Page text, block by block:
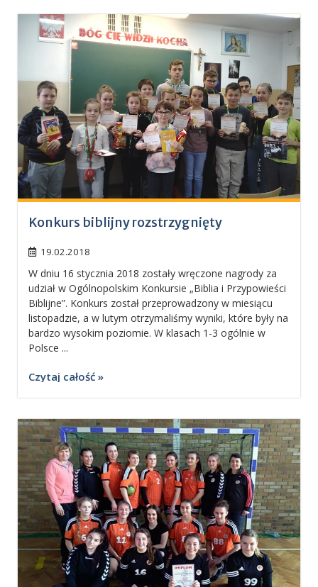
Konkurs biblijny rozstrzygnięty
19.02.2018
W dniu 16 stycznia 2018 zostały wręczone nagrody za
udział w Ogólnopolskim Konkursie „Biblia i Przypowieści
Biblijne”. Konkurs został przeprowadzony w miesiącu
listopadzie, a w lutym otrzymaliśmy wyniki, które były na
bardzo wysokim poziomie. W klasach 1-3 ogólnie w
Polsce ...
Czytaj całość »